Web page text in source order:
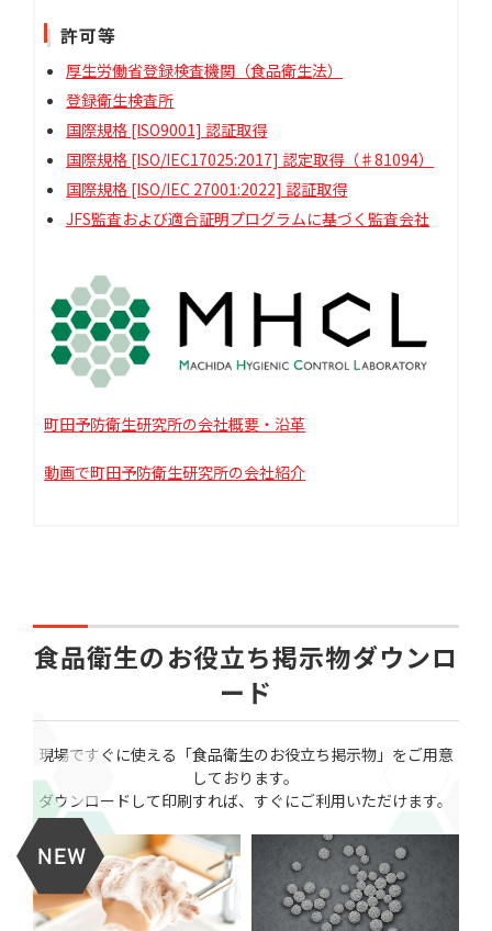
許可等
厚生労働省登録検査機関（食品衛生法）
登録衛生検査所
国際規格 [ISO9001] 認証取得
国際規格 [ISO/IEC17025:2017] 認定取得（♯81094）
国際規格 [ISO/IEC 27001:2022] 認証取得
JFS監査および適合証明プログラムに基づく監査会社
町田予防衛生研究所の会社概要・沿革
動画で町田予防衛生研究所の会社紹介
食品衛生のお役立ち掲示物ダウンロ
ード
現場ですぐに使える「食品衛生のお役立ち掲示物」をご用意
しております。
ダウンロードして印刷すれば、すぐにご利用いただけます。